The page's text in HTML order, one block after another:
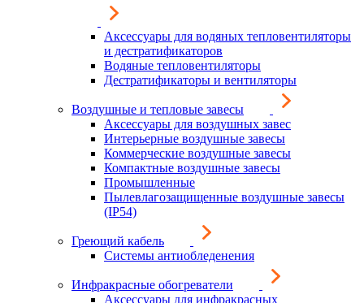
Аксессуары для водяных тепловентиляторы
и дестратификаторов
Водяные тепловентиляторы
Дестратификаторы и вентиляторы
Воздушные и тепловые завесы
Аксессуары для воздушных завес
Интерьерные воздушные завесы
Коммерческие воздушные завесы
Компактные воздушные завесы
Промышленные
Пылевлагозащищенные воздушные завесы
(IP54)
Греющий кабель
Системы антиобледенения
Инфракрасные обогреватели
Аксессуары для инфракрасных